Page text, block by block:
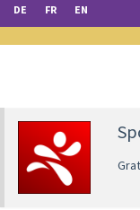
DE FR EN